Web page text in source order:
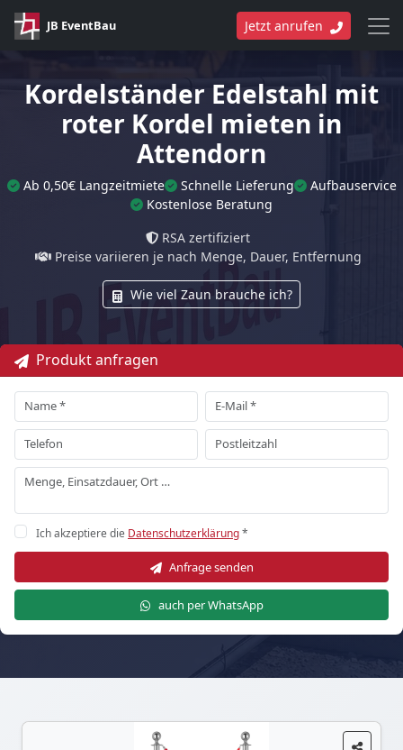
JB EventBau Jetzt anrufen
Kordelständer Edelstahl mit
roter Kordel mieten in
Attendorn
Ab 0,50€ Langzeitmiete Schnelle Lieferung
Aufbauservice
Kostenlose Beratung
RSA zertifiziert
Preise variieren je nach Menge, Dauer, Entfernung
Wie viel Zaun brauche ich?
Produkt anfragen
Ich akzeptiere die Datenschutzerklärung*
Anfrage senden
auch per WhatsApp